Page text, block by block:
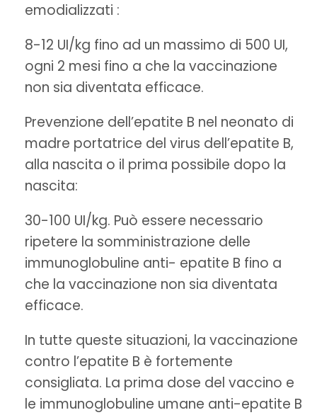
emodializzati :
8-12 UI/kg fino ad un massimo di 500 UI,
ogni 2 mesi fino a che la vaccinazione
non sia diventata efficace.
Prevenzione dell’epatite B nel neonato di
madre portatrice del virus dell’epatite B,
alla nascita o il prima possibile dopo la
nascita:
30-100 UI/kg. Può essere necessario
ripetere la somministrazione delle
immunoglobuline anti- epatite B fino a
che la vaccinazione non sia diventata
efficace.
In tutte queste situazioni, la vaccinazione
contro l’epatite B è fortemente
consigliata. La prima dose del vaccino e
le immunoglobuline umane anti-epatite B